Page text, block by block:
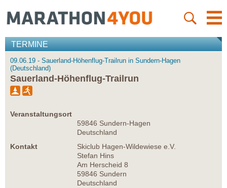
TERMINE
09.06.19 - Sauerland-Höhenflug-Trailrun in Sundern-Hagen
(Deutschland)
Sauerland-Höhenflug-Trailrun
Veranstaltungsort
59846 Sundern-Hagen
Deutschland
Kontakt
Skiclub Hagen-Wildewiese e.V.
Stefan Hins
Am Herscheid 8
59846 Sundern
Deutschland